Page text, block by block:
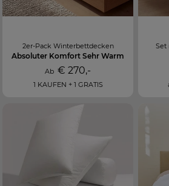
2er-Pack Winterbettdecken
Absoluter Komfort Sehr Warm
Ab€ 270,-
1 KAUFEN + 1 GRATIS
Set